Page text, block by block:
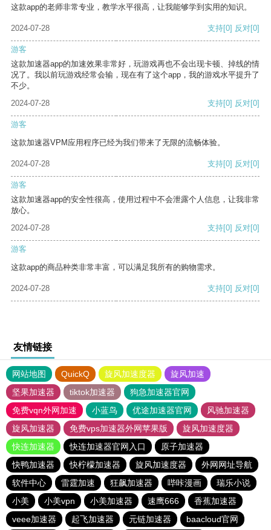
这款app的老师非常专业，教学水平很高，让我能够学到实用的知识。
2024-07-28 支持[0] 反对[0]
游客
这款加速器app的加速效果非常好，玩游戏再也不会出现卡顿、掉线的情
况了。我以前玩游戏经常会输，现在有了这个app，我的游戏水平提升了
不少。
2024-07-28
支持[0] 反对[0]
游客
这款加速器VPM应用程序已经为我们带来了无限的流畅体验。
2024-07-28 支持[0] 反对[0]
游客
这款加速器app的安全性很高，使用过程中不会泄露个人信息，让我非常
放心。
2024-07-28
支持[0] 反对[0]
游客
这款app的商品种类非常丰富，可以满足我所有的购物需求。
2024-07-28 支持[0] 反对[0]
友情链接
网站地图 QuickQ 旋风加速度器
旋风加速
坚果加速器
tiktok加速器
狗急加速器官网
免费vqn外网加速
小蓝鸟 优途加速器官网
风驰加速器
旋风加速器
免费vps加速器外网苹果版
旋风加速度器
快连加速器
快连加速器官网入口
原子加速器
快鸭加速器
快柠檬加速器 旋风加速度器
外网网址导航
软件中心
雷霆加速 狂飙加速器 哔咔漫画
瑞乐小说
小美
小美vpn 小美加速器 速鹰666
香蕉加速器
veee加速器
起飞加速器 元链加速器 baacloud官网